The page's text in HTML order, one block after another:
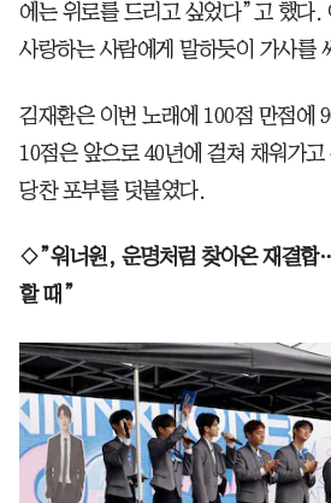
에는 위로를 드리고 싶었다”고 했다.
사랑하는 사람에게 말하듯이 가사를
김재환은 이번 노래에 100점 만점에
10점은 앞으로 40년에 걸쳐 채워가
당찬 포부를 덧붙였다.
◇”워너원, 운명처럼 찾아온 재결합
할 때”